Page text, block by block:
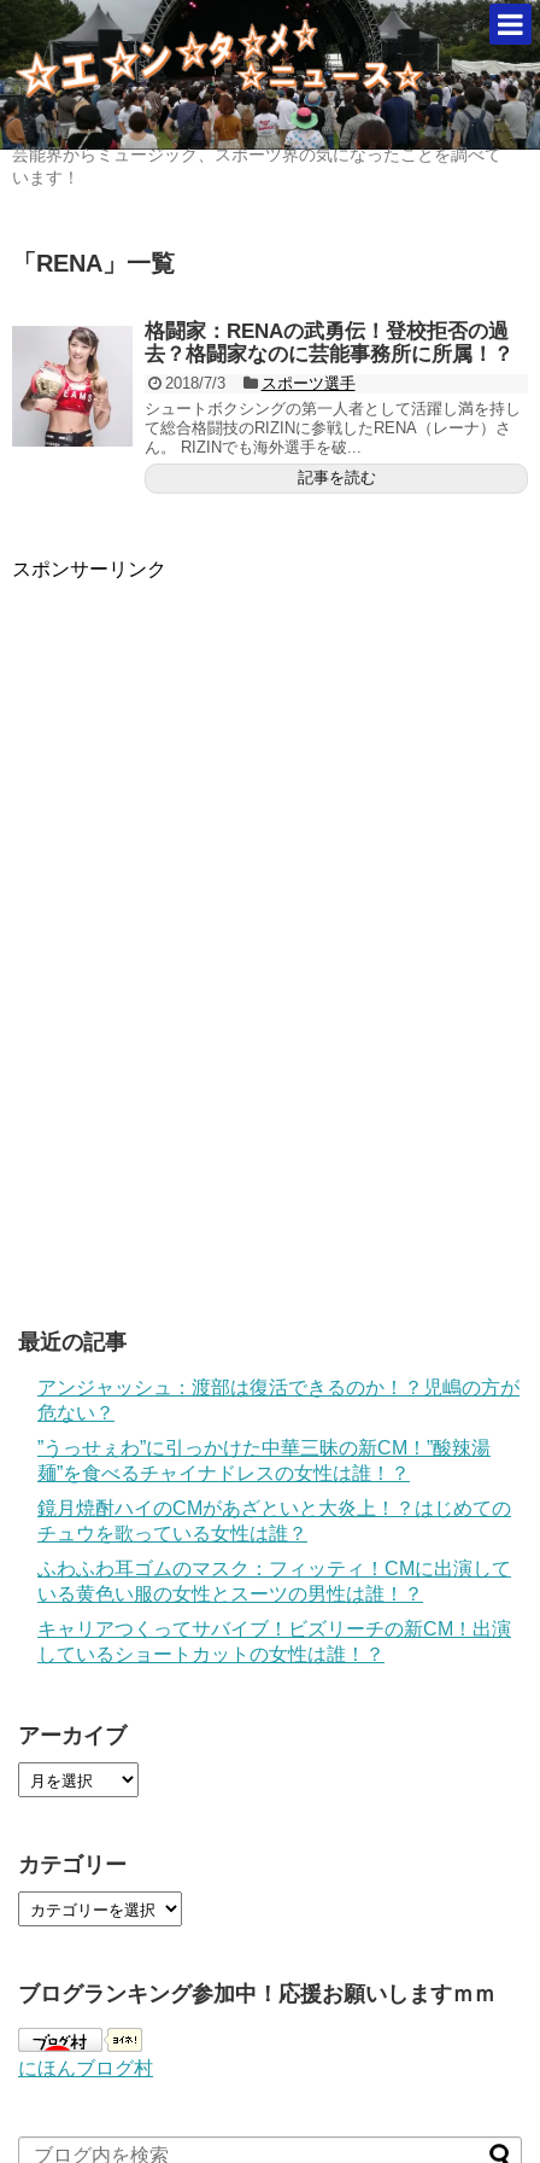
芸能界からミュージック、スポーツ界の気になったことを調べて
います！
「 RENA 」 一覧
格闘家：RENAの武勇伝！登校拒否の過
去？格闘家なのに芸能事務所に所属！？
2018/7/3
スポーツ選手
シュートボクシングの第一人者として活躍し満を持し
て総合格闘技のRIZINに参戦したRENA（レーナ）さ
ん。 RIZINでも海外選手を破...
記事を読む
スポンサーリンク
最近の記事
アンジャッシュ：渡部は復活できるのか！？児嶋の方が
危ない？
”うっせぇわ”に引っかけた中華三昧の新CM！”酸辣湯
麺”を食べるチャイナドレスの女性は誰！？
鏡月焼酎ハイのCMがあざといと大炎上！？はじめての
チュウを歌っている女性は誰？
ふわふわ耳ゴムのマスク：フィッティ！CMに出演して
いる黄色い服の女性とスーツの男性は誰！？
キャリアつくってサバイブ！ビズリーチの新CM！出演
しているショートカットの女性は誰！？
アーカイブ
カテゴリー
ブログランキング参加中！応援お願いしますｍｍ
にほんブログ村